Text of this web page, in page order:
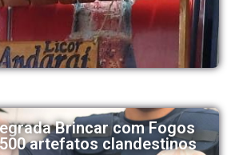
Brincar com Fogos
artefatos clandestinos